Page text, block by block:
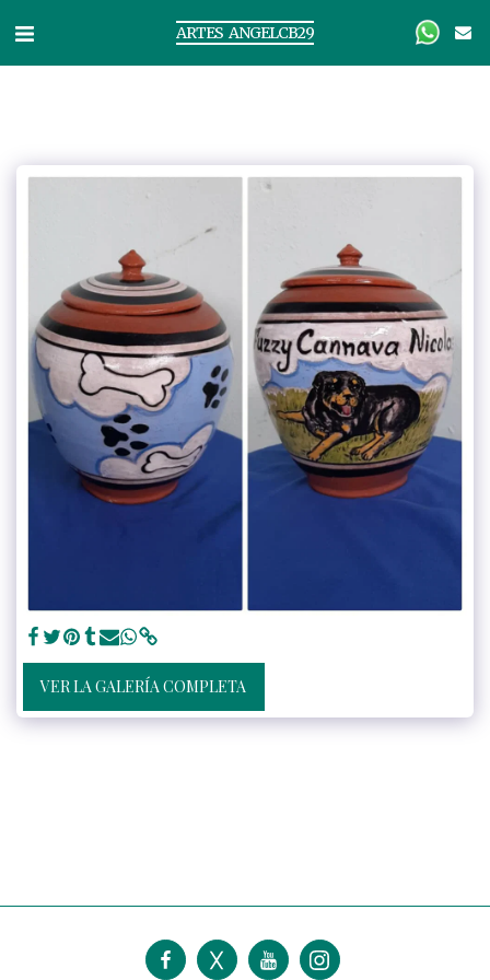
ARTES ANGELCB29
VER LA GALERÍA COMPLETA